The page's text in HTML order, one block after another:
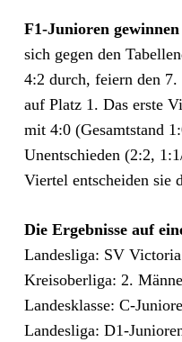
F1-Junioren
sich gegen den
4:2 durch, feiern den
auf Platz 1. Das erste
mit 4:0 (Gesamtstand
Unentschieden (2:2,
Viertel entscheiden sie
Die Ergebnisse auf
Landesliga: SV
Kreisoberliga: 2.
Landesklasse: C-
Landesliga: D1-